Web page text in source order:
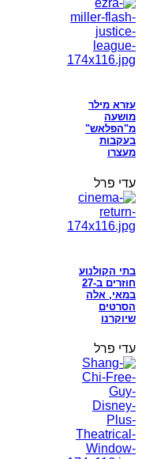
עזרא מילר
מושעה
מ"הפלאש"
בעקבות
מעצרו
עדי פרל
בתי הקולנוע
חוזרים ב-27
במאי, אלה
הסרטים
שיוקרנו
עדי פרל